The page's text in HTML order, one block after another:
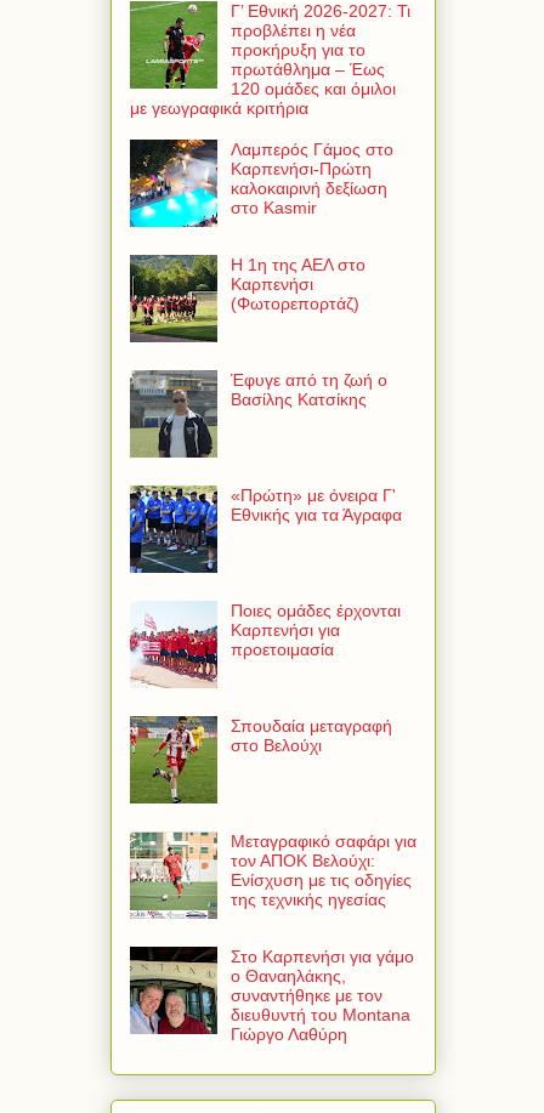
Γ’ Εθνική 2026-2027: Τι
προβλέπει η νέα
προκήρυξη για το
πρωτάθλημα – Έως
120 ομάδες και όμιλοι
με γεωγραφικά κριτήρια
Λαμπερός Γάμος στο
Καρπενήσι-Πρώτη
καλοκαιρινή δεξίωση
στο Kasmir
Η 1η της ΑΕΛ στο
Καρπενήσι
(Φωτορεπορτάζ)
Έφυγε από τη ζωή ο
Βασίλης Κατσίκης
«Πρώτη» με όνειρα Γ'
Εθνικής για τα Άγραφα
Ποιες ομάδες έρχονται
Καρπενήσι για
προετοιμασία
Σπουδαία μεταγραφή
στο Βελούχι
Μεταγραφικό σαφάρι για
τον ΑΠΟΚ Βελούχι:
Ενίσχυση με τις οδηγίες
της τεχνικής ηγεσίας
Στο Καρπενήσι για γάμο
ο Θαναηλάκης,
συναντήθηκε με τον
διευθυντή του Montana
Γιώργο Λαθύρη